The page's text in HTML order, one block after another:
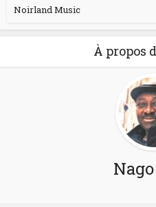
Noirland Music
À propos